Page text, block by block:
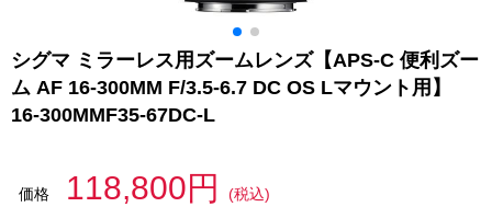
シグマ ミラーレス用ズームレンズ【APS-C 便利ズー
ム AF 16-300MM F/3.5-6.7 DC OS Lマウント用】
16-300MMF35-67DC-L
価格 118,800円
(税込)